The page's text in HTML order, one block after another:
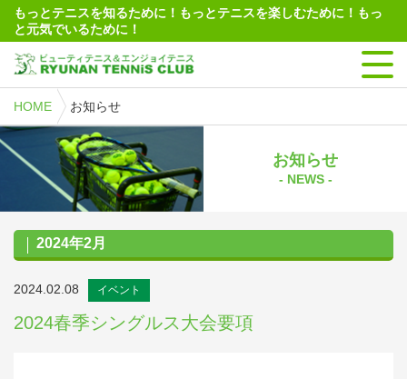
もっとテニスを知るために！もっとテニスを楽しむために！もっ
と元気でいるために！
HOME お知らせ
お知らせ
- NEWS -
2024年2月
2024.02.08 イベント
2024春季シングルス大会要項